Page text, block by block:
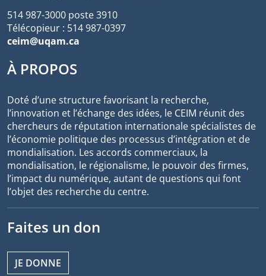
514 987-3000 poste 3910
Télécopieur : 514 987-0397
ceim@uqam.ca
À PROPOS
Doté d’une structure favorisant la recherche,
l’innovation et l’échange des idées, le CEIM réunit des
chercheurs de réputation internationale spécialistes de
l’économie politique des processus d’intégration et de
mondialisation. Les accords commerciaux, la
mondialisation, le régionalisme, le pouvoir des firmes,
l’impact du numérique, autant de questions qui font
l’objet des recherche du centre.
Faites un don
JE DONNE